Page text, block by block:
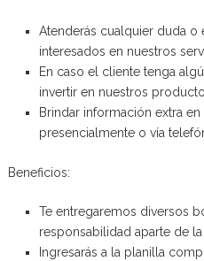
Atenderás cualquier duda o
interesados en nuestros
En caso el cliente tenga
invertir en nuestros
Brindar información extra
presencialmente o vía
Beneficios:
Te entregaremos diversos
responsabilidad aparte de
Ingresarás a la planilla